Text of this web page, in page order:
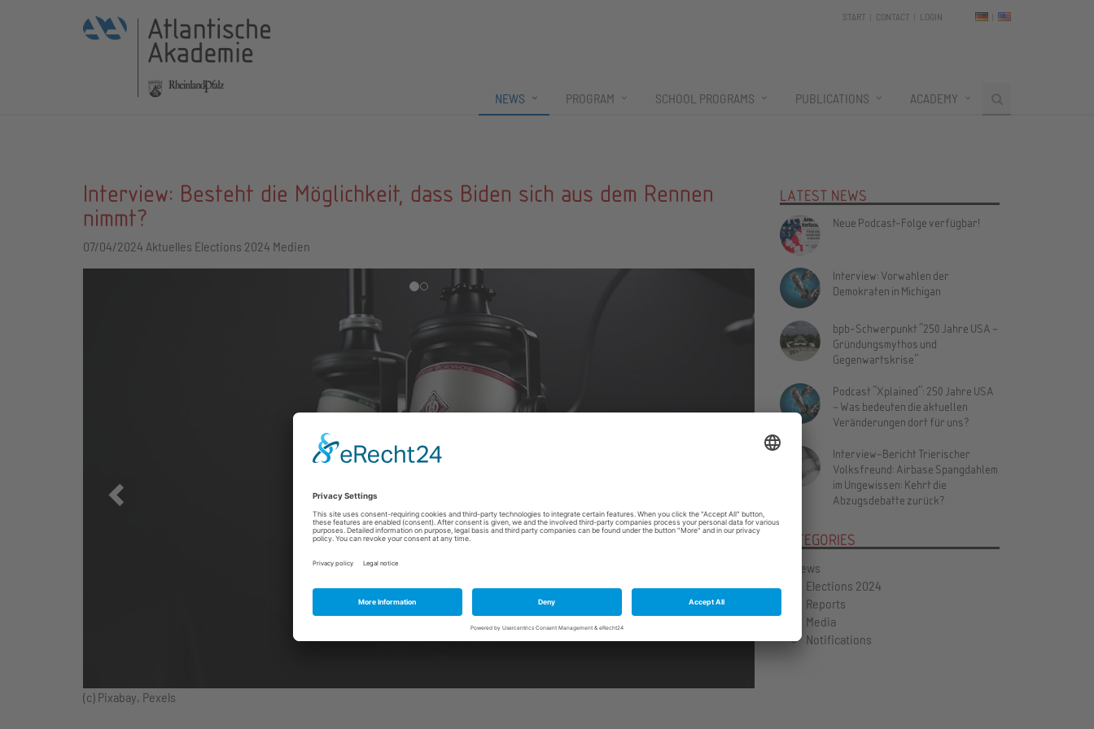
START CONTACT LOGIN
NEWS PROGRAM SCHOOL PROGRAMS PUBLICATIONS ACADEMY
Interview: Besteht die Möglichkeit, dass Biden sich aus dem Rennen
nimmt?
07/04/2024 Aktuelles Elections 2024 Medien
(c) Pixabay, Pexels
Zurück
LATEST NEWS
Neue Podcast-Folge verfügbar!
Interview: Vorwahlen der
Demokraten in Michigan
bpb-Schwerpunkt "250 Jahre USA –
Gründungsmythos und
Gegenwartskrise"
Podcast "Xplained": 250 Jahre USA
– Was bedeuten die aktuellen
Veränderungen dort für uns?
Interview-Bericht Trierischer
Volksfreund: Airbase Spangdahlem
im Ungewissen: Kehrt die
Abzugsdebatte zurück?
CATEGORIES
News
Elections 2024
Reports
Media
Notifications